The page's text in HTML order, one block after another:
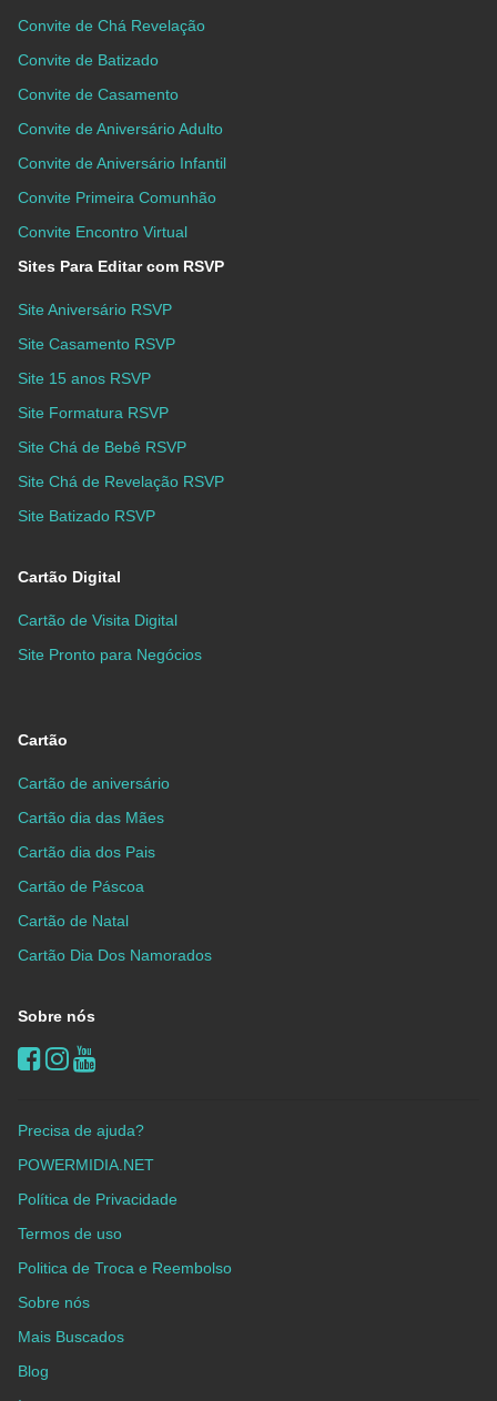
Convite de Chá Revelação
Convite de Batizado
Convite de Casamento
Convite de Aniversário Adulto
Convite de Aniversário Infantil
Convite Primeira Comunhão
Convite Encontro Virtual
Sites Para Editar com RSVP
Site Aniversário RSVP
Site Casamento RSVP
Site 15 anos RSVP
Site Formatura RSVP
Site Chá de Bebê RSVP
Site Chá de Revelação RSVP
Site Batizado RSVP
Cartão Digital
Cartão de Visita Digital
Site Pronto para Negócios
Cartão
Cartão de aniversário
Cartão dia das Mães
Cartão dia dos Pais
Cartão de Páscoa
Cartão de Natal
Cartão Dia Dos Namorados
Sobre nós
Precisa de ajuda?
POWERMIDIA.NET
Política de Privacidade
Termos de uso
Politica de Troca e Reembolso
Sobre nós
Mais Buscados
Blog